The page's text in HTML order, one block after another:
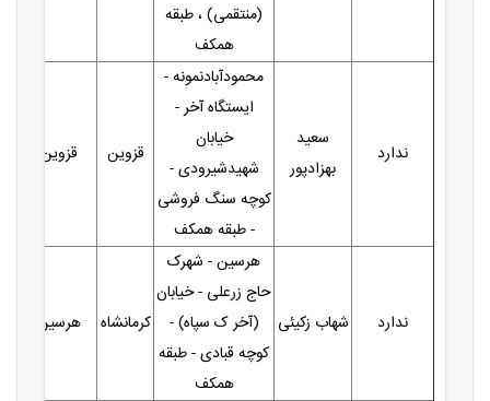
(منتقمی) ، طبقه
همکف
ندارد
سعید
بهزادپور
محمودآبادنمونه -
ایستگاه آخر -
خیابان
شهیدشیرودی -
کوچه سنگ فروشی
- طبقه همکف
قزوین قزوین
ندارد شهاب زکیئی
هرسین - شهرک
حاج زرعلی - خیابان
(آخر ک سپاه) -
کوچه قبادی - طبقه
همکف
کرمانشاه هرسین